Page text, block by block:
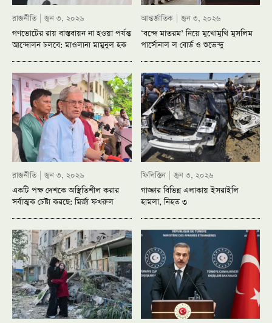
রাজনীতি জুন ৩, ২০২৬
গণভোটের রায় বাস্তবায়ন না হওয়া পর্যন্ত
আন্দোলন চলবে: মাওলানা মামুনুল হক
আন্তর্জাতিক জুন ৩, ২০২৬
‘বন্দে মাতরম’ নিয়ে মুখোমুখি মুসলিম
পার্সোনাল ল বোর্ড ও শুভেন্দু
রাজনীতি জুন ৩, ২০২৬
একটি পক্ষ দেশকে অস্থিতিশীল করার
সর্বাত্মক চেষ্টা করছে: মির্জা ফখরুল
ফিলিস্তিন জুন ৩, ২০২৬
গাজ্জার বিভিন্ন এলাকায় ইসরাইলি
হামলা, নিহত ৩